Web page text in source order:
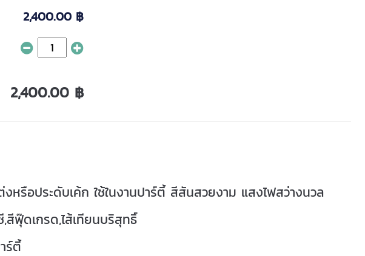
2,400.00 ฿
2,400.00 ฿
รือประดับเค้ก ใช้ในงานปาร์ตี้ สีสันสวยงาม แสงไฟสว่างนวล
ฟุ๊ดเกรด,ไส้เทียนบริสุทธิ์
ร์ตี้